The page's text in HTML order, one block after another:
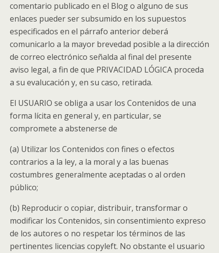
comentario publicado en el Blog o alguno de sus
enlaces pueder ser subsumido en los supuestos
especificados en el párrafo anterior deberá
comunicarlo a la mayor brevedad posible a la dirección
de correo electrónico señalda al final del presente
aviso legal, a fin de que PRIVACIDAD LÓGICA proceda
a su evalucación y, en su caso, retirada.
El USUARIO se obliga a usar los Contenidos de una
forma lícita en general y, en particular, se
compromete a abstenerse de
(a) Utilizar los Contenidos con fines o efectos
contrarios a la ley, a la moral y a las buenas
costumbres generalmente aceptadas o al orden
público;
(b) Reproducir o copiar, distribuir, transformar o
modificar los Contenidos, sin consentimiento expreso
de los autores o no respetar los términos de las
pertinentes licencias copyleft. No obstante el usuario